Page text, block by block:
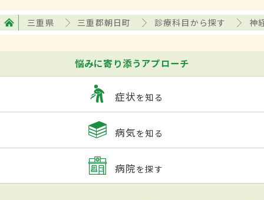
三重県 三重郡朝日町 診療科目から探す 神
悩みに寄り添うアプローチ
症状を知る
病気を知る
病院を探す